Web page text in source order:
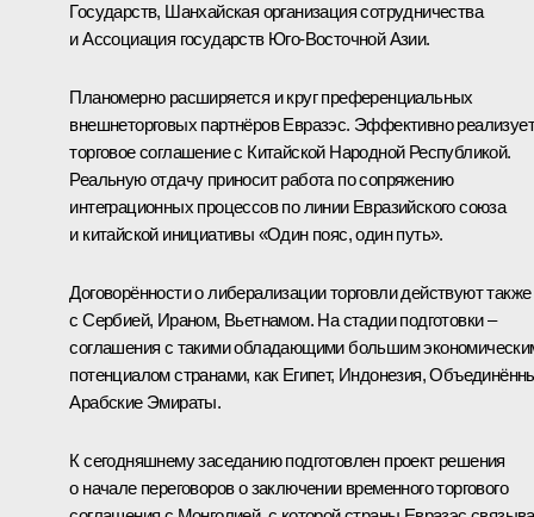
Государств, Шанхайская организация сотрудничества
и Ассоциация государств Юго-Восточной Азии.
Планомерно расширяется и круг преференциальных
внешнеторговых партнёров Евразэс. Эффективно
торговое соглашение с Китайской Народной Республикой.
Реальную отдачу приносит работа по сопряжению
интеграционных процессов по линии Евразийского союза
и китайской инициативы «Один пояс, один путь».
Договорённости о либерализации торговли действуют также
с Сербией, Ираном, Вьетнамом. На стадии подготовки –
соглашения с такими обладающими большим
потенциалом странами, как Египет, Индонезия,
Арабские Эмираты.
К сегодняшнему заседанию подготовлен проект решения
о начале переговоров о заключении временного торгового